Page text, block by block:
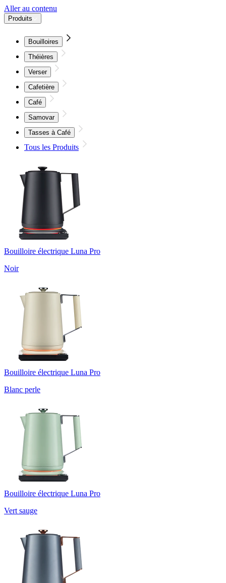
Aller au contenu
Produits
Bouilloires
Théières
Verser
Cafetière
Café
Samovar
Tasses à Café
Tous les Produits
Bouilloire électrique Luna Pro
Noir
Bouilloire électrique Luna Pro
Blanc perle
Bouilloire électrique Luna Pro
Vert sauge